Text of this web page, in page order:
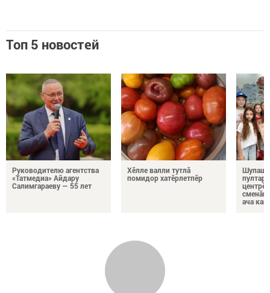
Топ 5 новостей
Руководителю агентства
«Татмедиа» Айдару
Салимгараеву — 55 лет
Хӗлле валли тутлă
помидор хатӗрлетпӗр
ача